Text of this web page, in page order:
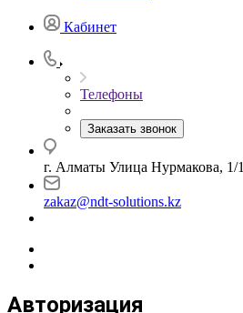
Кабинет
Телефоны
Заказать звонок
г. Алматы Улица Нурмакова, 1/1
zakaz@ndt-solutions.kz
Авторизация